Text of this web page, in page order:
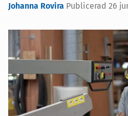
Johanna Rovira Publicerad 26